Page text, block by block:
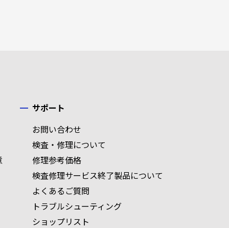
サポート
お問い合わせ
検査・修理について
修理参考価格
検査修理サービス終了製品について
よくあるご質問
トラブルシューティング
ショップリスト